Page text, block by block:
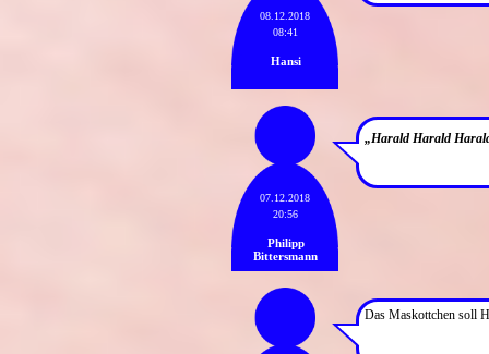
08.12.2018
08:41
Hansi
07.12.2018
20:56
Philipp
Bittersmann
„Harald Harald
Das Maskottchen soll